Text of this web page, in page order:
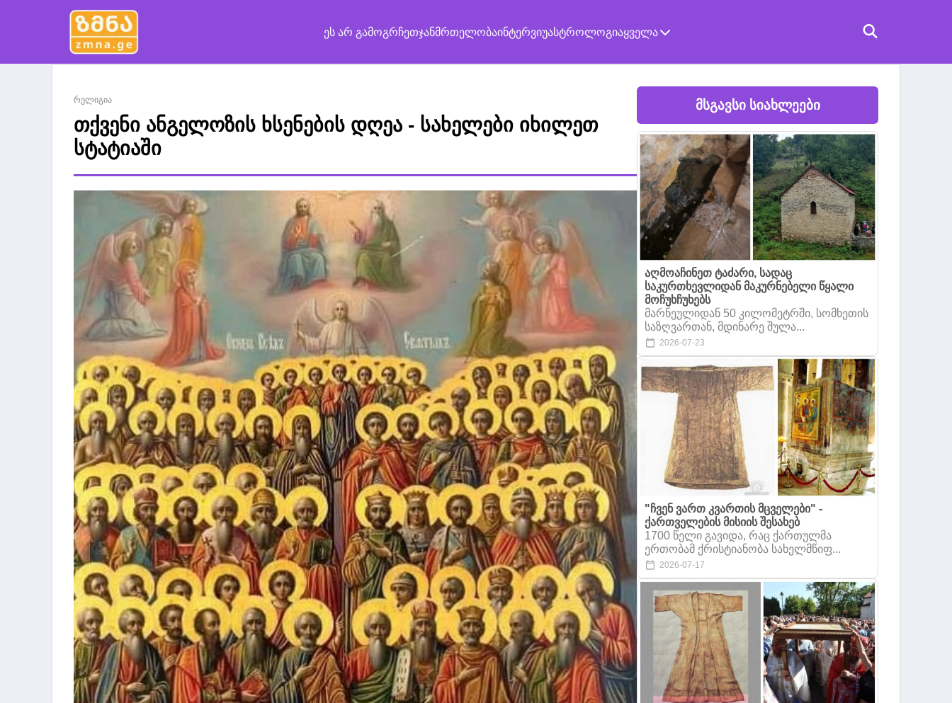
ეს არ გამოგრჩეთჯანმრთელობაინტერვიუასტროლოგიაყველა
რელიგია
თქვენი ანგელოზის ხსენების დღეა - სახელები იხილეთ
სტატიაში
მსგავსი სიახლეები
აღმოაჩინეთ ტაძარი, სადაც
საკურთხევლიდან მაკურნებელი წყალი
მოჩუხჩუხებს
მარნეულიდან 50 კილომეტრში, სომხეთის
საზღვართან, მდინარე შულა...
2026-07-23
"ჩვენ ვართ კვართის მცველები" -
ქართველების მისიის შესახებ
1700 წელი გავიდა, რაც ქართულმა
ერთობამ ქრისტიანობა სახელმწიფ...
2026-07-17